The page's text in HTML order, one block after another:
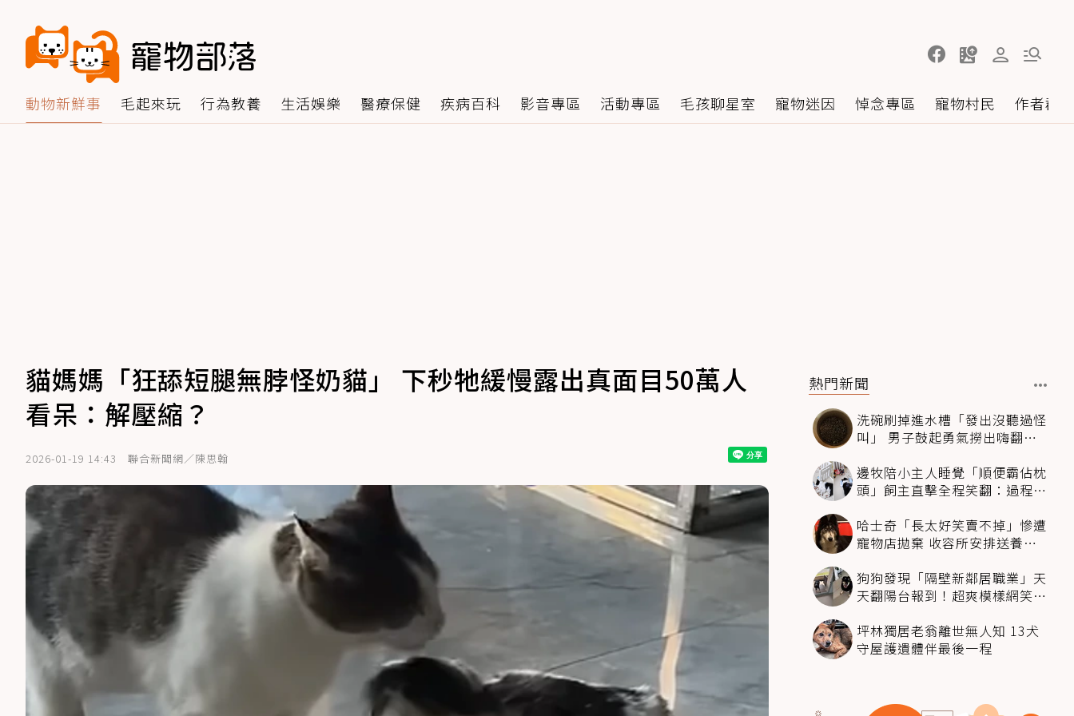
動物新鮮事 毛起來玩 行為教養 生活娛樂 醫療保健 疾病百科 影音專區 活動專區 毛孩聊星室 寵物迷因 悼念專區 寵物村民 作者群
貓媽媽「狂舔短腿無脖怪奶貓」 下秒牠緩慢露出真面目50萬人
看呆：解壓縮？
2026-01-19 14:43 聯合新聞網／陳思翰
熱門新聞
洗碗刷掉進水槽「發出沒聽過怪
叫」 男子鼓起勇氣撈出嗨翻：
邊牧陪小主人睡覺「順便霸佔枕
頭」飼主直擊全程笑翻：過程絲
哈士奇「長太好笑賣不掉」慘遭
寵物店拋棄 收容所安排送養活
狗狗發現「隔壁新鄰居職業」天
天翻陽台報到！超爽模樣網笑
坪林獨居老翁離世無人知 13犬
守屋護遺體伴最後一程